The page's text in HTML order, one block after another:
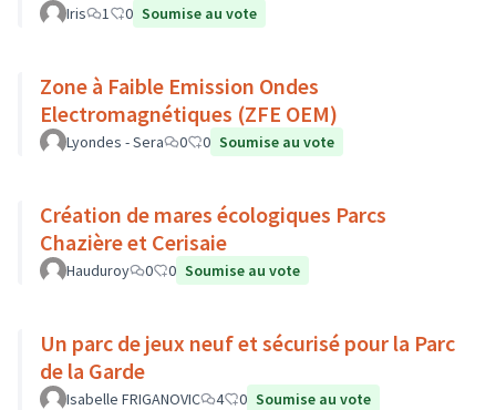
Iris 1 0 Soumise au vote
Zone à Faible Emission Ondes
Electromagnétiques (ZFE OEM)
Lyondes - Sera 0 0 Soumise au vote
Création de mares écologiques Parcs
Chazière et Cerisaie
Hauduroy 0 0 Soumise au vote
Un parc de jeux neuf et sécurisé pour la Parc
de la Garde
Isabelle FRIGANOVIC 4 0 Soumise au vote